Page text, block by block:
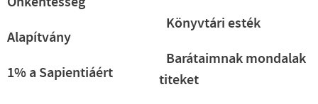
Alapítvány
1% a Sapientiáért
Könyvtári esték
Barátaimnak mondalak
titeket